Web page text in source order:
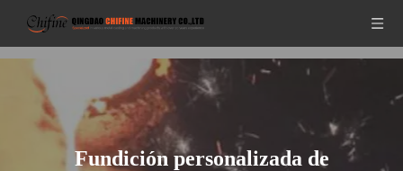
Fundición personalizada de